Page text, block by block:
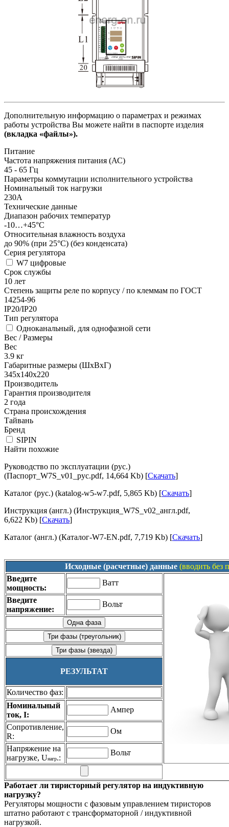
Дополнительную информацию о параметрах и режимах
работы устройства Вы можете найти в паспорте изделия
(вкладка «файлы»).
Питание
Частота напряжения питания (АС)
45 - 65 Гц
Параметры коммутации исполнительного устройства
Номинальный ток нагрузки
230А
Технические данные
Диапазон рабочих температур
-10…+45°С
Относительная влажность воздуха
до 90% (при 25°С) (без конденсата)
Серия регулятора
W7 цифровые
Срок службы
10 лет
Степень защиты реле по корпусу / по клеммам по ГОСТ
14254-96
IP20/IP20
Тип регулятора
Одноканальный, для однофазной сети
Вес / Размеры
Вес
3.9 кг
Габаритные размеры (ШхВхГ)
345х140х220
Производитель
Гарантия производителя
2 года
Страна происхождения
Тайвань
Бренд
SIPIN
Найти похожие
Руководство по эксплуатации (рус.)
(Паспорт_W7S_v01_рус.pdf, 14,664 Kb) [Скачать]
Каталог (рус.) (katalog-w5-w7.pdf, 5,865 Kb) [Скачать]
Инструкция (англ.) (Инструкция_W7S_v02_англ.pdf,
6,622 Kb) [Скачать]
Каталог (англ.) (Каталог-W7-EN.pdf, 7,719 Kb) [Скачать]
Исходные (расчетные) данные (вводить без
Введите
мощность:
Ватт
Введите
напряжение:
Вольт
РЕЗУЛЬТАТ
Количество фаз:
Номинальный
ток, I:
Ампер
Сопротивление,
R:
Ом
Напряжение на
нагрузке, Uнагр.:
Вольт
Работает ли тиристорный регулятор на индуктивную
нагрузку?
Регуляторы мощности с фазовым управлением тиристоров
штатно работают с трансформаторной / индуктивной
нагрузкой.